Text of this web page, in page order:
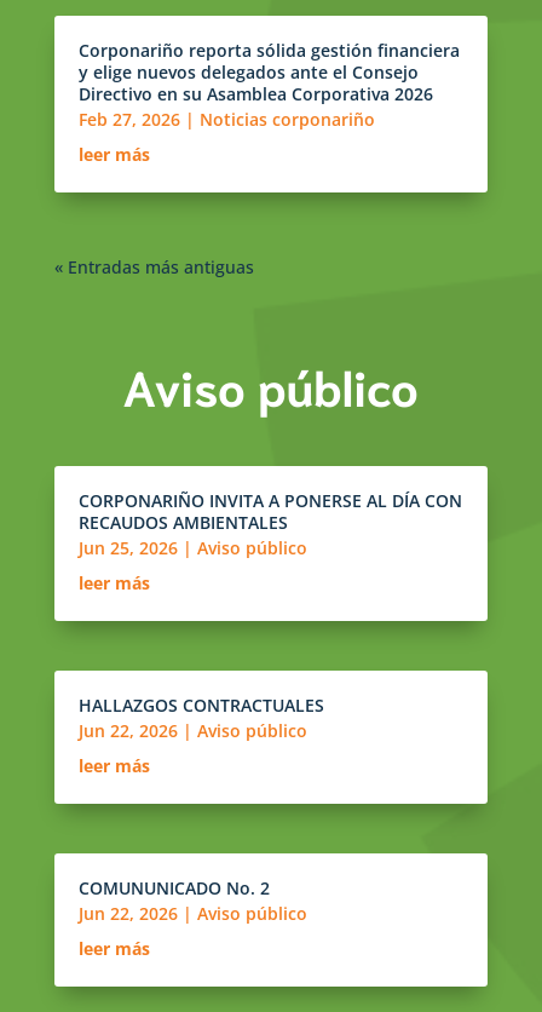
Corponariño reporta sólida gestión financiera
y elige nuevos delegados ante el Consejo
Directivo en su Asamblea Corporativa 2026
Feb 27, 2026| Noticias corponariño
leer más
« Entradas más antiguas
Aviso público
CORPONARIÑO INVITA A PONERSE AL DÍA CON
RECAUDOS AMBIENTALES
Jun 25, 2026| Aviso público
leer más
HALLAZGOS CONTRACTUALES
Jun 22, 2026| Aviso público
leer más
COMUNUNICADO No. 2
Jun 22, 2026| Aviso público
leer más